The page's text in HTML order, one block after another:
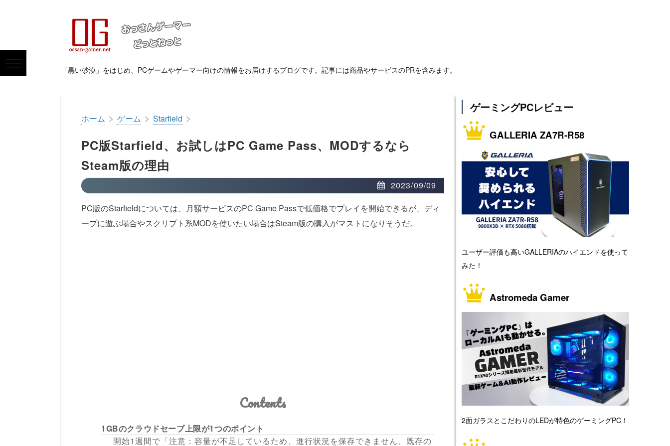
「黒い砂漠」をはじめ、PCゲームやゲーマー向けの情報をお届けするブログです。記事には商品やサービスのPRを含みます。
ホーム > ゲーム > Starfield >
PC版Starfield、お試しはPC Game Pass、MODするなら
Steam版の理由
2023/09/09
PC版のStarfieldについては、月額サービスのPC Game Passで低価格でプレイを開始できるが、ディ
ープに遊ぶ場合やスクリプト系MODを使いたい場合はSteam版の購入がマストになりそうだ。
Contents
1GBのクラウドセーブ上限が1つのポイント
開始1週間で「注意：容量が不足しているため、進行状況を保存できません。既存の
ゲーミングPCレビュー
GALLERIA ZA7R-R58
ユーザー評価も高いGALLERIAのハイエンドを使って
みた！
Astromeda Gamer
2面ガラスとこだわりのLEDが特色のゲーミングPC！